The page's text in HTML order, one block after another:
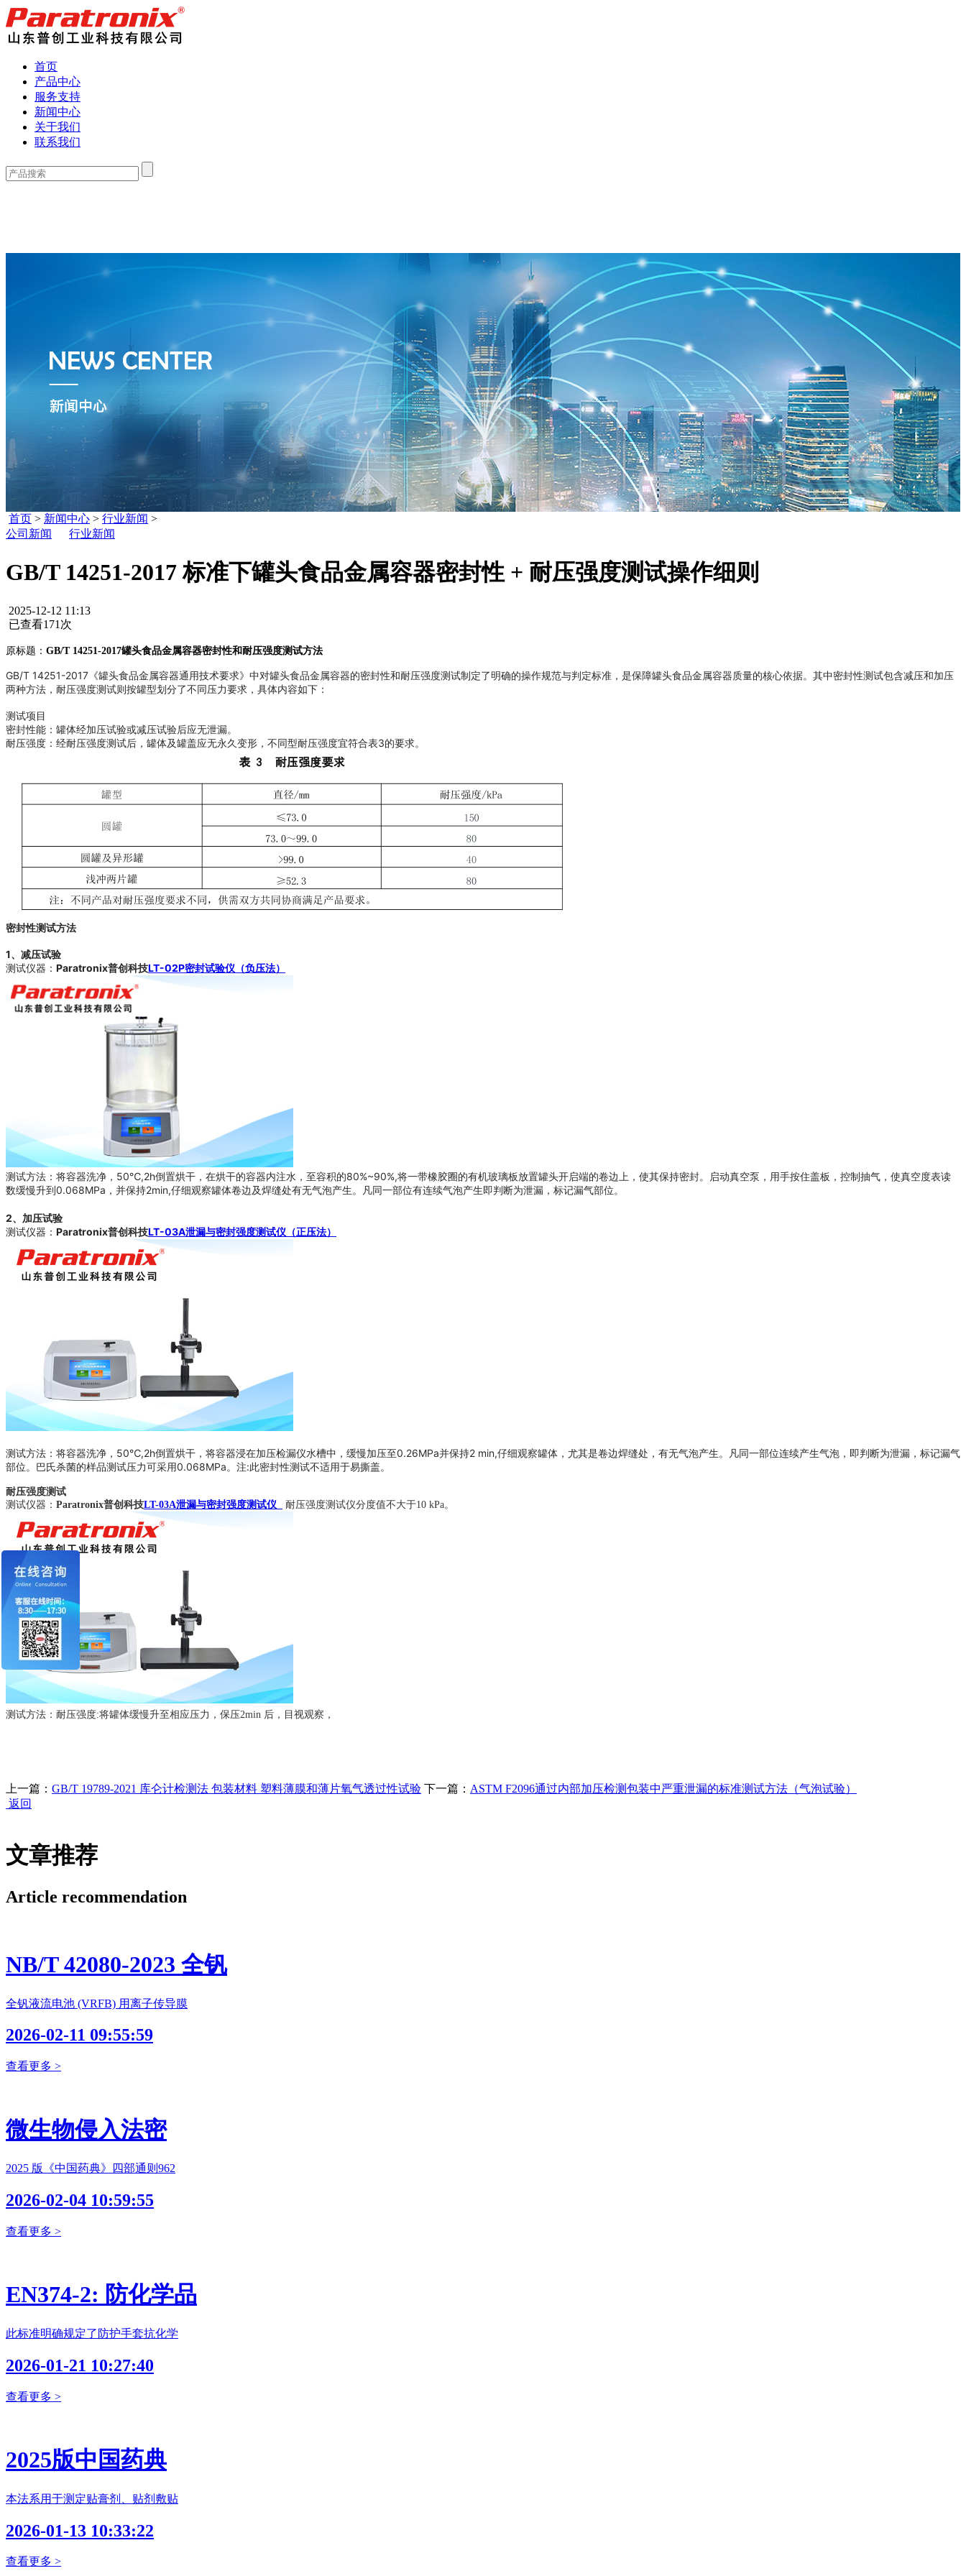
首页
产品中心
服务支持
新闻中心
关于我们
联系我们
首页 > 新闻中心 > 行业新闻 >
公司新闻
行业新闻
GB/T 14251-2017 标准下罐头食品金属容器密封性 + 耐压强度测试操作细则
2025-12-12 11:13
已查看171次
原标题： GB/T 14251-2017罐头食品金属容器密封性和耐压强度测试方法
GB/T 14251-2017《罐头食品金属容器通用技术要求》中对罐头食品金属容器的密封性和耐压强度测试制定了明确的操作规范与判定标准，是保障罐头食品金属容器质量的核心依据。其中密封性测试包含减压和加压
两种方法，耐压强度测试则按罐型划分了不同压力要求，具体内容如下：
测试项目
密封性能：罐体经加压试验或减压试验后应无泄漏。
耐压强度：经耐压强度测试后，罐体及罐盖应无永久变形，不同型耐压强度宜符合表3的要求。
密封性测试方法
1、减压试验
测试仪器： Paratronix普创科技LT-02P密封试验仪（负压法）
测试方法：将容器洗净，50℃,2h倒置烘干，在烘干的容器内注水，至容积的80%~90%,将一带橡胶圈的有机玻璃板放置罐头开启端的卷边上，使其保持密封。启动真空泵，用手按住盖板，控制抽气，使真空度表读
数缓慢升到0.068MPa，并保持2min,仔细观察罐体卷边及焊缝处有无气泡产生。凡同一部位有连续气泡产生即判断为泄漏，标记漏气部位。
2、加压试验
测试仪器： Paratronix普创科技LT-03A泄漏与密封强度测试仪（正压法）
测试方法：将容器洗净，50℃,2h倒置烘干，将容器浸在加压检漏仪水槽中，缓慢加压至0.26MPa并保持2 min,仔细观察罐体，尤其是卷边焊缝处，有无气泡产生。凡同一部位连续产生气泡，即判断为泄漏，标记漏气
部位。巴氏杀菌的样品测试压力可采用0.068MPa。注:此密封性测试不适用于易撕盖。
耐压强度测试
测试仪器： Paratronix普创科技LT-03A泄漏与密封强度测试仪 耐压强度测试仪分度值不大于10 kPa。
测试方法：耐压强度:将罐体缓慢升至相应压力，保压2min 后，目视观察，
上一篇： GB/T 19789-2021 库仑计检测法 包装材料 塑料薄膜和薄片氧气透过性试验 下一篇： ASTM F2096通过内部加压检测包装中严重泄漏的标准测试方法（气泡试验）
返回
文章推荐
Article recommendation
NB/T 42080-2023 全钒
全钒液流电池 (VRFB) 用离子传导膜
2026-02-11 09:55:59
查看更多 >
微生物侵入法密
2025 版《中国药典》四部通则962
2026-02-04 10:59:55
查看更多 >
EN374-2: 防化学品
此标准明确规定了防护手套抗化学
2026-01-21 10:27:40
查看更多 >
2025版中国药典
本法系用于测定贴膏剂、贴剂敷贴
2026-01-13 10:33:22
查看更多 >